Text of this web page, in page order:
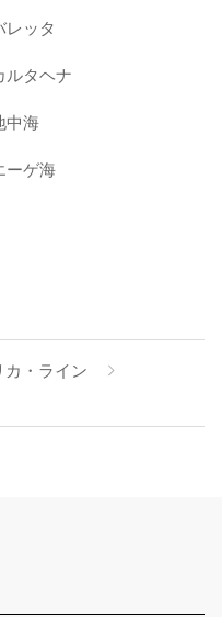
レッタ
ルタヘナ
中海
ーゲ海
・ライン